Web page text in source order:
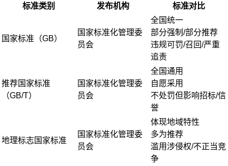
标准类别 发布机构 标准对比
国家标准（GB）
国家标准化管理委
员会
全国统一
部分强制/部分推荐
违规可罚/召回/严重
追责
推荐国家标准
（GB/T）
国家标准化管理委
员会
全国通用
自愿采用
不处罚但影响招标/信
誉
地理标志国家标准
国家标准化管理委
员会
体现地域特性
多为推荐
滥用涉侵权/不正当竞
争